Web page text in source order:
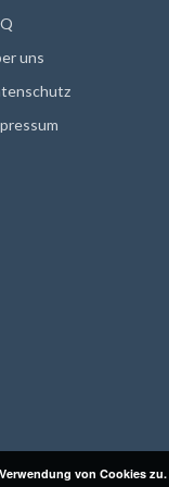
uns
von Cookies zu.